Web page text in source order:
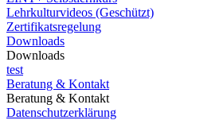
Lehrkulturvideos (Geschützt)
Zertifikatsregelung
Downloads
Downloads
test
Beratung & Kontakt
Beratung & Kontakt
Datenschutzerklärung